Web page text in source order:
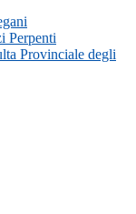
Perpenti
Provinciale degli